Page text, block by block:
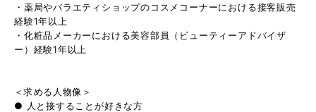
・薬局やバラエティショップのコスメコーナーにおける接客販売
経験1年以上
・化粧品メーカーにおける美容部員（ビューティーアドバイザ
ー）経験1年以上
＜求める人物像＞
● 人と接することが好きな方